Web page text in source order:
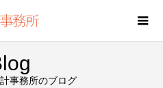
事務所のブログ